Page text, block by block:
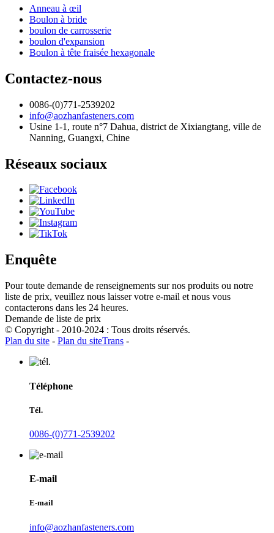
Anneau à œil
Boulon à bride
boulon de carrosserie
boulon d'expansion
Boulon à tête fraisée hexagonale
Contactez-nous
0086-(0)771-2539202
info@aozhanfasteners.com
Usine 1-1, route n°7 Dahua, district de Xixiangtang, ville de
Nanning, Guangxi, Chine
Réseaux sociaux
Enquête
Pour toute demande de renseignements sur nos produits ou notre
liste de prix, veuillez nous laisser votre e-mail et nous vous
contacterons dans les 24 heures.
Demande de liste de prix
© Copyright - 2010-2024 : Tous droits réservés.
Plan du site - Plan du siteTrans -
Téléphone
Tél.
0086-(0)771-2539202
E-mail
E-mail
info@aozhanfasteners.com